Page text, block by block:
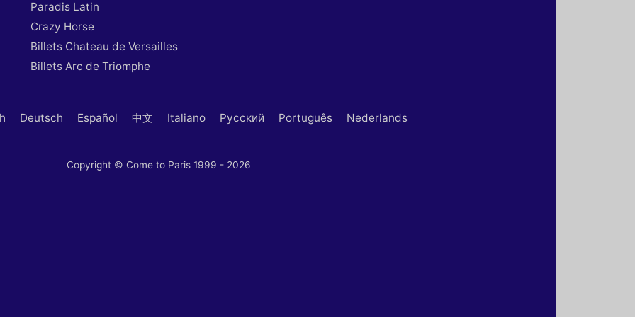
Paradis Latin
Crazy Horse
Billets Chateau de Versailles
Billets Arc de Triomphe
Deutsch Español 中文 Italiano Русский Português Nederlands
Copyright © Come to Paris 1999 - 2026